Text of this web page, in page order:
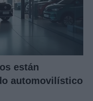
están
automovilístico